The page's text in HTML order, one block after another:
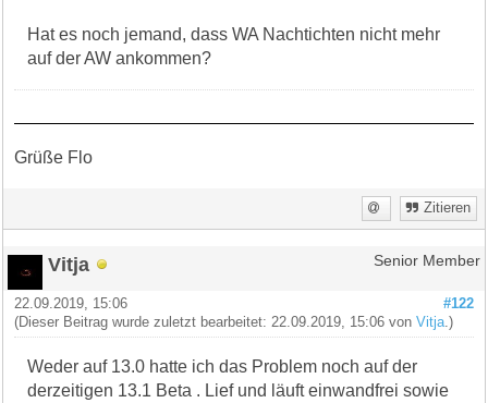
Hat es noch jemand, dass WA Nachtichten nicht mehr
auf der AW ankommen?
Grüße Flo
Zitieren
Vitja Senior Member
#122
22.09.2019, 15:06
(Dieser Beitrag wurde zuletzt bearbeitet: 22.09.2019, 15:06 vonVitja .)
Weder auf 13.0 hatte ich das Problem noch auf der
derzeitigen 13.1 Beta . Lief und läuft einwandfrei sowie